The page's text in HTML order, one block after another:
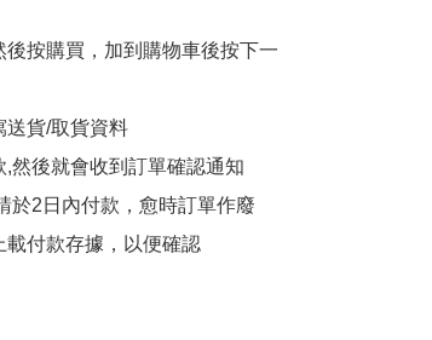
按購買，加到購物車後按下一
送貨/取貨資料
然後就會收到訂單確認通知
於2日內付款，愈時訂單作廢
付款存據，以便確認